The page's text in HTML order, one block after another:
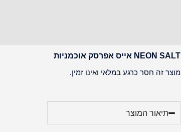
NEON SALT אייס אפרסק אוכמניות
מוצר זה חסר כרגע במלאי ואינו זמין.
תיאור המוצר